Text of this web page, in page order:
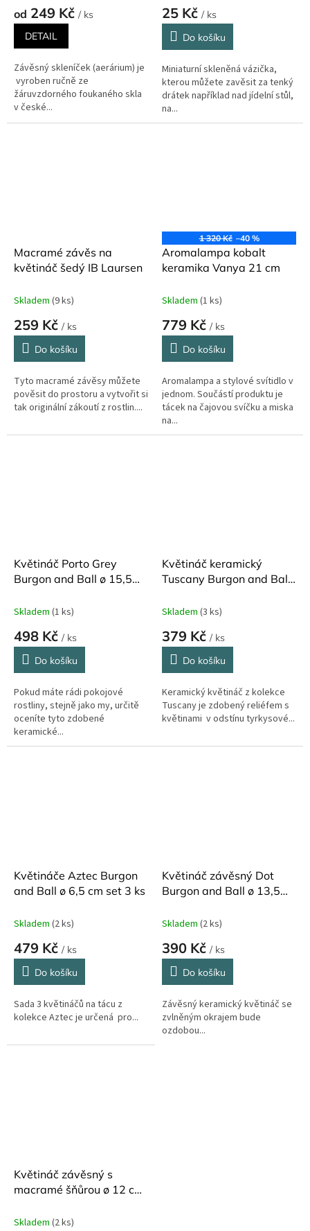
od 249 Kč / ks
DETAIL
Závěsný skleníček (aerárium) je
vyroben ručně ze
žáruvzdorného foukaného skla
v české...
25 Kč / ks
Do košíku
Miniaturní skleněná vázička,
kterou můžete zavěsit za tenký
drátek například nad jídelní stůl,
na...
Macramé závěs na
květináč šedý IB Laursen
Skladem (9 ks)
259 Kč / ks
Do košíku
Tyto macramé závěsy můžete
pověsit do prostoru a vytvořit si
tak originální zákoutí z rostlin....
1 320 Kč –40 %
Aromalampa kobalt
keramika Vanya 21 cm
Skladem (1 ks)
779 Kč / ks
Do košíku
Aromalampa a stylové svítidlo v
jednom. Součástí produktu je
tácek na čajovou svíčku a miska
na...
Květináč Porto Grey
Burgon and Ball ø 15,5
Skladem (1 ks)
498 Kč / ks
Do košíku
Pokud máte rádi pokojové
rostliny, stejně jako my, určitě
oceníte tyto zdobené
keramické...
Květináč keramický
Tuscany Burgon and Ball
Skladem (3 ks)
379 Kč / ks
Do košíku
Keramický květináč z kolekce
Tuscany je zdobený reliéfem s
květinami v odstínu tyrkysové...
Květináče Aztec Burgon
and Ball ø 6,5 cm set 3 ks
Skladem (2 ks)
479 Kč / ks
Do košíku
Sada 3 květináčů na tácu z
kolekce Aztec je určená pro...
Květináč závěsný Dot
Burgon and Ball ø 13,5
Skladem (2 ks)
390 Kč / ks
Do košíku
Závěsný keramický květináč se
zvlněným okrajem bude
ozdobou...
Květináč závěsný s
macramé šňůrou ø 12 cm
Skladem (2 ks)